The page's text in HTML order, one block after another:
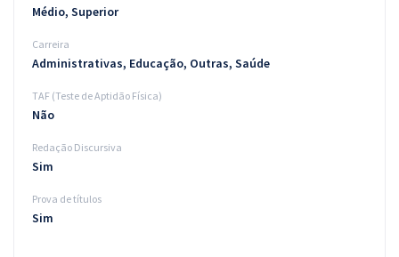
Médio, Superior
Carreira
Administrativas, Educação, Outras, Saúde
TAF (Teste de Aptidão Física)
Não
Redação Discursiva
Sim
Prova de títulos
Sim